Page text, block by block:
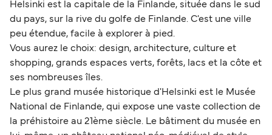
Helsinki est la capitale de la Finlande, située dans le sud
du pays, sur la rive du golfe de Finlande. C'est une ville
peu étendue, facile à explorer à pied.
Vous aurez le choix: design, architecture, culture et
shopping, grands espaces verts, forêts, lacs et la côte et
ses nombreuses îles.
Le plus grand musée historique d'Helsinki est le Musée
National de Finlande, qui expose une vaste collection de
la préhistoire au 21ème siècle. Le bâtiment du musée en